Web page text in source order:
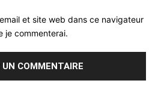
et site web dans ce navigateur
je commenterai.